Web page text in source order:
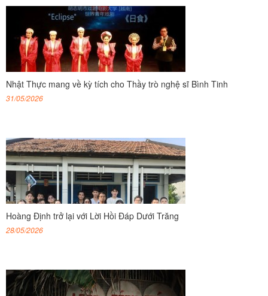
Nhật Thực mang về kỳ tích cho Thầy trò nghệ sĩ Bình Tinh
31/05/2026
Hoàng Định trở lại với Lời Hồi Đáp Dưới Trăng
28/05/2026